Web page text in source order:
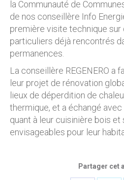
la Communauté de
de nos conseillère Info
première visite technique
particuliers déjà rencontrés
permanences.
La conseillère REGENERO a
leur projet de rénovation
lieux de déperdition de
thermique, et a échangé
quant à leur cuisinière bois et
envisageables pour leur
Partager cet